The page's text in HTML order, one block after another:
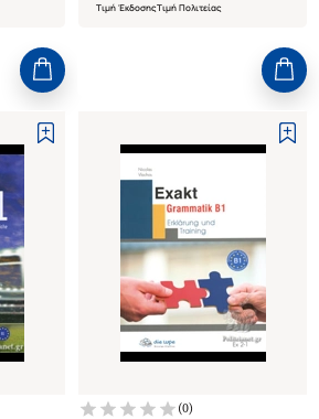
Τιμή ΈκδοσηςΤιμή Πολιτείας
(0)